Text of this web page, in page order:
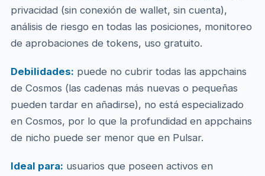
privacidad (sin conexión de wallet, sin cuenta),
análisis de riesgo en todas las posiciones, monitoreo
de aprobaciones de tokens, uso gratuito.
Debilidades: puede no cubrir todas las appchains
de Cosmos (las cadenas más nuevas o pequeñas
pueden tardar en añadirse), no está especializado
en Cosmos, por lo que la profundidad en appchains
de nicho puede ser menor que en Pulsar.
Ideal para: usuarios que poseen activos en